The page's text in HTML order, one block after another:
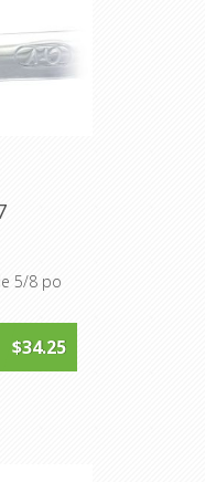
5/8 po
$34.25